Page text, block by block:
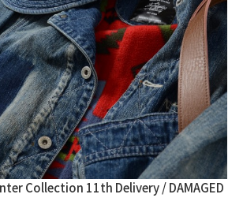
Collection 11th Delivery / DAMAGED